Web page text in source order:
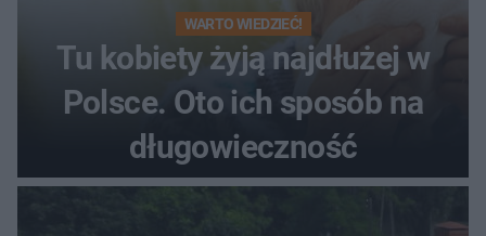
WARTO WIEDZIEĆ!
Tu kobiety żyją najdłużej w
Polsce. Oto ich sposób na
długowieczność